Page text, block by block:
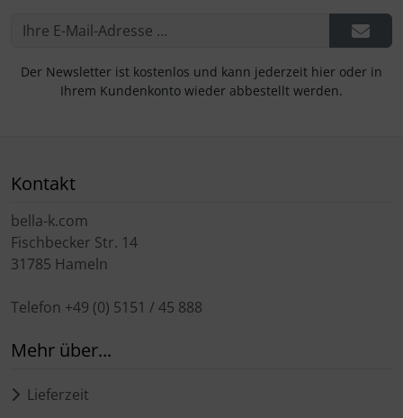
Der Newsletter ist kostenlos und kann jederzeit hier oder in
Ihrem Kundenkonto wieder abbestellt werden.
Kontakt
bella-k.com
Fischbecker Str. 14
31785 Hameln
Telefon +49 (0) 5151 / 45 888
Mehr über...
Lieferzeit